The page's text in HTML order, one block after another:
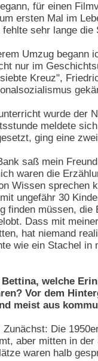
für einen
ersten Mal im
sehr lange die
Umzug
nur im
siebte Kreuz",
wurde der
meldete
ging eine
saß mein
waren die
Wissen sprechen
ungefähr 30
finden müssen,
Dass mit
hat niemand
wie ein Stachel in
welche
Vor dem
meist aus
Zunächst: Die
aber mitten in
waren halb